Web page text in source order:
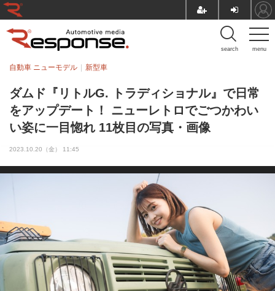
menu
search
ダムド『リトルG. トラディショナル』で日常
をアップデート！ ニューレトロでごつかわい
い姿に一目惚れ 11枚目の写真・画像
自動車 ニューモデル 新型車
2023.10.20（金） 11:45